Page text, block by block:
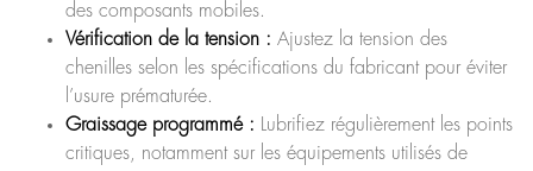
des composants mobiles.
Vérification de la tension : Ajustez la tension des
chenilles selon les spécifications du fabricant pour éviter
l’usure prématurée.
Graissage programmé : Lubrifiez régulièrement les points
critiques, notamment sur les équipements utilisés de